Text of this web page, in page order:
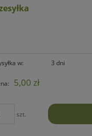
w: 3 dni
5,00 zł
szt.